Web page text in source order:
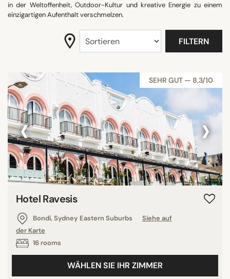
in der Weltoffenheit, Outdoor-Kultur und kreative Energie zu einem
einzigartigen Aufenthalt verschmelzen.
FILTERN
SEHR GUT — 8,3/10
‹ ›
Hotel Ravesis
Bondi, Sydney Eastern Suburbs
Siehe auf
der Karte
16 rooms
WÄHLEN SIE IHR ZIMMER